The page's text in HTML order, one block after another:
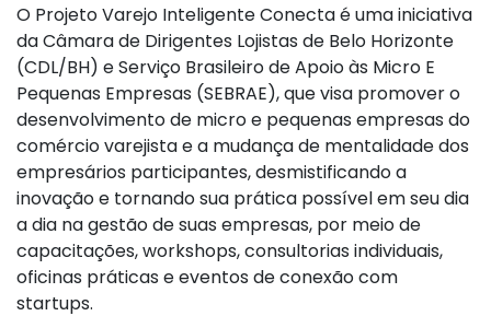
O Projeto Varejo Inteligente Conecta é uma iniciativa
da Câmara de Dirigentes Lojistas de Belo Horizonte
(CDL/BH) e Serviço Brasileiro de Apoio às Micro E
Pequenas Empresas (SEBRAE), que visa promover o
desenvolvimento de micro e pequenas empresas do
comércio varejista e a mudança de mentalidade dos
empresários participantes, desmistificando a
inovação e tornando sua prática possível em seu dia
a dia na gestão de suas empresas, por meio de
capacitações, workshops, consultorias individuais,
oficinas práticas e eventos de conexão com
startups.